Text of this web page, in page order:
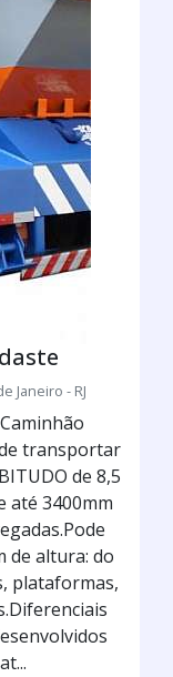
Janeiro - RJ
transportar
de 8,5
até 3400mm
de altura: do
plataformas,